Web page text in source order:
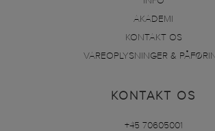
AKADEMI
KONTAKT OS
VAREOPLYSNINGER &
KONTAKT OS
+45 70605001